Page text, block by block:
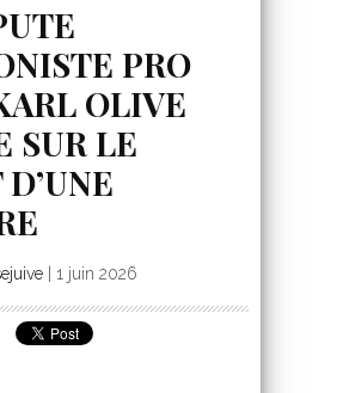
PRO
OLIVE
SUR LE
1 juin 2026